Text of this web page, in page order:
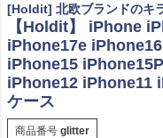
[Holdit] 北欧ブランドのキ
【Holdit】 iPhone
iPhone17e
iPhone15
iPhone12 iPhone11
ケース
商品番号 glitter